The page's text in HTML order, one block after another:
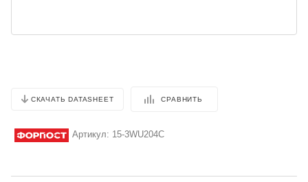
СКАЧАТЬ DATASHEET СРАВНИТЬ
Артикул: 15-3WU204C